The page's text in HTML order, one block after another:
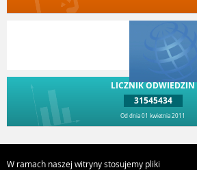
LICZNIK ODWIEDZIN
31545434
Od dnia 01 kwietnia 2011
W ramach naszej witryny stosujemy pliki